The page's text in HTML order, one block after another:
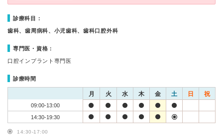
診療科目：
歯科、歯周病科、小児歯科、歯科口腔外科
専門医・資格：
口腔インプラント専門医
診療時間
月 火 水 木 金 土 日 祝
09:00-13:00
14:30-19:30
14:30-17:00